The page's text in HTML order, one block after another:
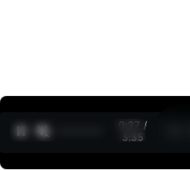
0:27 /
3:35